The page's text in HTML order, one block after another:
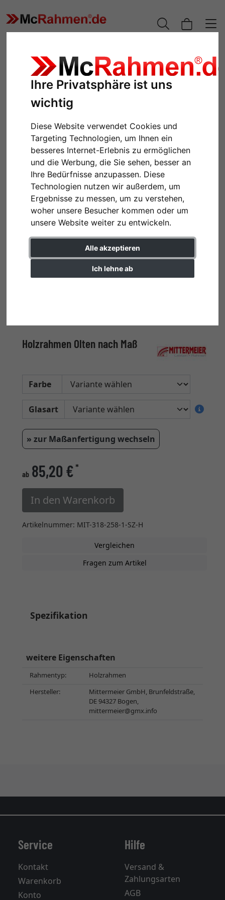
Ihre Privatsphäre ist uns
wichtig
Diese Website verwendet Cookies und
Targeting Technologien, um Ihnen ein
besseres Internet-Erlebnis zu ermöglichen
und die Werbung, die Sie sehen, besser an
Ihre Bedürfnisse anzupassen. Diese
Technologien nutzen wir außerdem, um
Ergebnisse zu messen, um zu verstehen,
woher unsere Besucher kommen oder um
unsere Website weiter zu entwickeln.
Alle akzeptieren
Ich lehne ab
Zurück
Holzrahmen Olten nach Maß
Farbe
Glasart
» zur Maßanfertigung wechseln
ab 85,20 €*
In den Warenkorb
Artikelnummer: MIT-318-258-1-SZ-H
Vergleichen
Fragen zum Artikel
Spezifikation
weitere Eigenschaften
Rahmentyp:
Holzrahmen
Hersteller:
Mittermeier GmbH, Brunfeldstraße,
DE 94327 Bogen,
mittermeier@gmx.info
Service
Kontakt
Warenkorb
Konto
Hilfe
Versand &
Zahlungsarten
AGB